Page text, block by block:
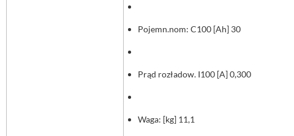
Pojemn.nom: C100 [Ah] 30
Prąd rozładow. I100 [A] 0,300
Waga: [kg] 11,1